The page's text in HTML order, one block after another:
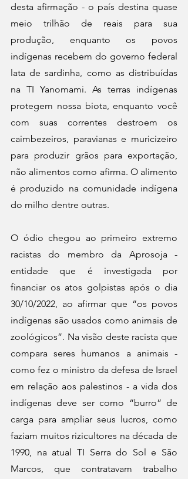
desta afirmação - o país destina quase
meio trilhão de reais para sua
produção, enquanto os povos
indígenas recebem do governo federal
lata de sardinha, como as distribuídas
na TI Yanomami. As terras indígenas
protegem nossa biota, enquanto você
com suas correntes destroem os
caimbezeiros, paravianas e muricizeiro
para produzir grãos para exportação,
não alimentos como afirma. O alimento
é produzido na comunidade indígena
do milho dentre outras.
O ódio chegou ao primeiro extremo
racistas do membro da Aprosoja -
entidade que é investigada por
financiar os atos golpistas após o dia
30/10/2022, ao afirmar que “os povos
indígenas são usados como animais de
zoológicos”. Na visão deste racista que
compara seres humanos a animais -
como fez o ministro da defesa de Israel
em relação aos palestinos - a vida dos
indígenas deve ser como “burro” de
carga para ampliar seus lucros, como
faziam muitos rizicultores na década de
1990, na atual TI Serra do Sol e São
Marcos, que contratavam trabalho